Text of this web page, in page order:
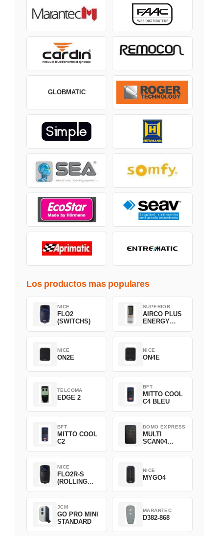
GLOBMATIC
Los productos mas populares
NICE
FLO2
(SWITCHS)
SUPERIOR
AIRCO PLUS
ENERGY
NICE
ON2E
NICE
ON4E
TELCOMA
EDGE 2
BFT
MITTO COOL
C4 BLEU
BFT
MITTO COOL
C2
DOMO EXPRESS
MULTI
SCAN04
NICE
FLO2R-S
(ROLLING
NICE
MYGO4
JCM
GO PRO MINI
STANDARD
MARANTEC
D382-868